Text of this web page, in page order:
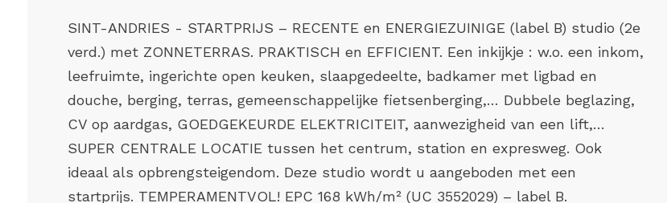
SINT-ANDRIES - STARTPRIJS – RECENTE en ENERGIEZUINIGE (label B) studio (2e
verd.) met ZONNETERRAS. PRAKTISCH en EFFICIENT. Een inkijkje : w.o. een inkom,
leefruimte, ingerichte open keuken, slaapgedeelte, badkamer met ligbad en
douche, berging, terras, gemeenschappelijke fietsenberging,… Dubbele beglazing,
CV op aardgas, GOEDGEKEURDE ELEKTRICITEIT, aanwezigheid van een lift,…
SUPER CENTRALE LOCATIE tussen het centrum, station en expresweg. Ook
ideaal als opbrengsteigendom. Deze studio wordt u aangeboden met een
startprijs. TEMPERAMENTVOL! EPC 168 kWh/m² (UC 3552029) – label B.